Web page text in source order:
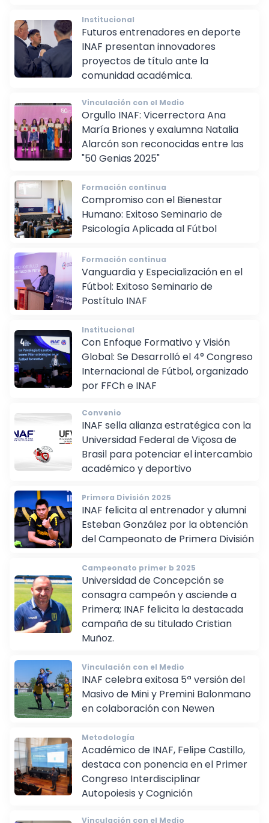
Institucional
Futuros entrenadores en deporte
INAF presentan innovadores
proyectos de título ante la
Vinculación con el Medio
Orgullo INAF: Vicerrectora Ana
María Briones y exalumna Natalia
Alarcón son reconocidas entre las
Formación continua
Compromiso con el Bienestar
Humano: Exitoso Seminario de
Psicología Aplicada al Fútbol
Formación continua
Vanguardia y Especialización en el
Fútbol: Exitoso Seminario de
Institucional
Con Enfoque Formativo y Visión
Global: Se Desarrolló el 4° Congreso
Internacional de Fútbol, organizado
por FFCh e INAF
Convenio
INAF sella alianza estratégica con la
Universidad Federal de Viçosa de
Brasil para potenciar el intercambio
académico y deportivo
Primera División 2025
INAF felicita al entrenador y alumni
Esteban González por la obtención
del Campeonato de Primera División
Campeonato primer b 2025
Universidad de Concepción se
consagra campeón y asciende a
Primera; INAF felicita la destacada
campaña de su titulado Cristian
Vinculación con el Medio
INAF celebra exitosa 5ª versión del
Masivo de Mini y Premini Balonmano
Metodología
Académico de INAF, Felipe Castillo,
destaca con ponencia en el Primer
Congreso Interdisciplinar
Autopoiesis y Cognición